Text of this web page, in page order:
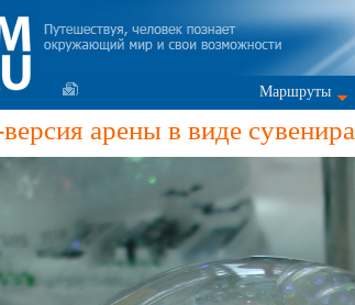
Маршруты
арены в виде сувенира